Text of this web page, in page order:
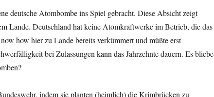
deutsche Atombombe ins Spiel gebracht. Diese Absicht zeigt
Lande. Deutschland hat keine Atomkraftwerke im Betrieb, die das
how hier zu Lande bereits verkümmert und müßte erst
bei Zulassungen kann das Jahrzehnte dauern. Es bliebe
indem sie planten (heimlich) die Krimbrücken zu